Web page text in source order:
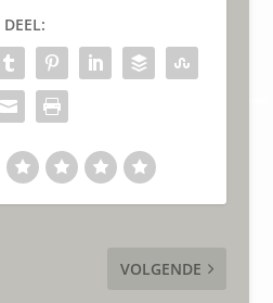
DEEL:
VOLGENDE